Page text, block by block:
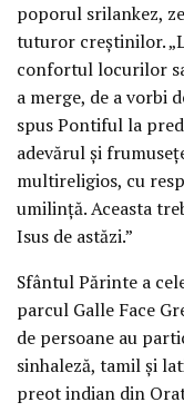
poporul srilankez,
tuturor creştinilor.
confortul locurilor
a merge, de a vorbi
spus Pontiful la
adevărul şi
multireligios, cu
umilinţă. Aceasta
Isus de astăzi.”
Sfântul Părinte a
parcul Galle Face
de persoane au
sinhaleză, tamil şi
preot indian din